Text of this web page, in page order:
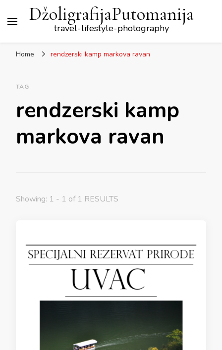
DžoligrafijaPutomanija
travel-lifestyle-photography
Home rendzerski kamp markova ravan
TAG
rendzerski kamp
markova ravan
Showing: 1 - 1 of 1 RESULTS